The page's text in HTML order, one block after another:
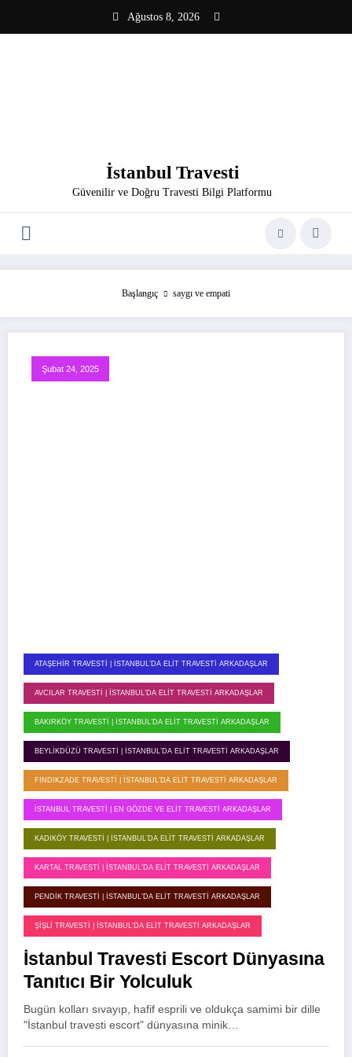
Ağustos 8, 2026
İstanbul Travesti
Güvenilir ve Doğru Travesti Bilgi Platformu
Başlangıç saygı ve empati
Şubat 24, 2025
ATAŞEHIR TRAVESTI | İSTANBUL’DA ELIT TRAVESTI ARKADAŞLAR
AVCILAR TRAVESTI | İSTANBUL’DA ELIT TRAVESTI ARKADAŞLAR
BAKIRKÖY TRAVESTI | İSTANBUL’DA ELIT TRAVESTI ARKADAŞLAR
BEYLIKDÜZÜ TRAVESTI | İSTANBUL’DA ELIT TRAVESTI ARKADAŞLAR
FINDIKZADE TRAVESTI | İSTANBUL’DA ELIT TRAVESTI ARKADAŞLAR
İSTANBUL TRAVESTI | EN GÖZDE VE ELIT TRAVESTI ARKADAŞLAR
KADIKÖY TRAVESTI | İSTANBUL’DA ELIT TRAVESTI ARKADAŞLAR
KARTAL TRAVESTI | İSTANBUL’DA ELIT TRAVESTI ARKADAŞLAR
PENDIK TRAVESTI | İSTANBUL’DA ELIT TRAVESTI ARKADAŞLAR
ŞIŞLI TRAVESTI | İSTANBUL'DA ELIT TRAVESTI ARKADAŞLAR
İstanbul Travesti Escort Dünyasına
Tanıtıcı Bir Yolculuk
Bugün kolları sıvayıp, hafif esprili ve oldukça samimi bir dille
"İstanbul travesti escort" dünyasına minik…